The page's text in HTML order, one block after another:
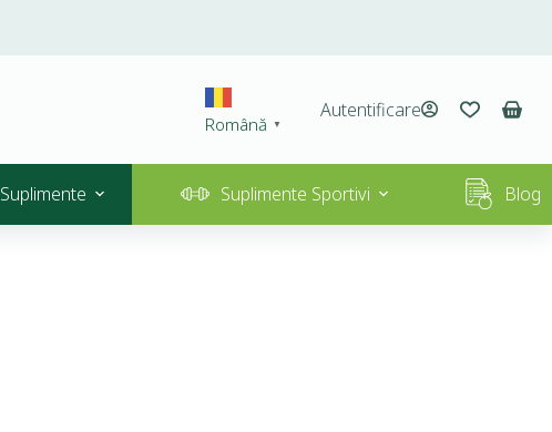
Română ▼
Autentificare
Suplimente Suplimente Sportivi Blog